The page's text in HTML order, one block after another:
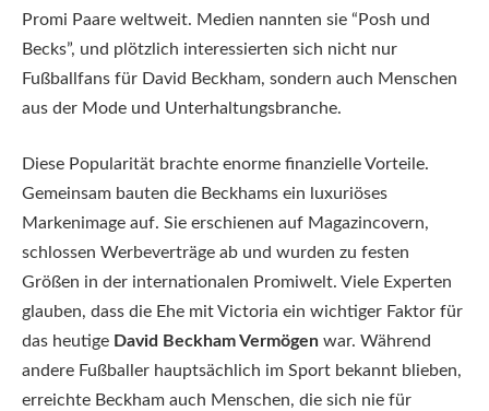
Promi Paare weltweit. Medien nannten sie “Posh und
Becks”, und plötzlich interessierten sich nicht nur
Fußballfans für David Beckham, sondern auch Menschen
aus der Mode und Unterhaltungsbranche.
Diese Popularität brachte enorme finanzielle Vorteile.
Gemeinsam bauten die Beckhams ein luxuriöses
Markenimage auf. Sie erschienen auf Magazincovern,
schlossen Werbeverträge ab und wurden zu festen
Größen in der internationalen Promiwelt. Viele Experten
glauben, dass die Ehe mit Victoria ein wichtiger Faktor für
das heutige David Beckham Vermögen war. Während
andere Fußballer hauptsächlich im Sport bekannt blieben,
erreichte Beckham auch Menschen, die sich nie für